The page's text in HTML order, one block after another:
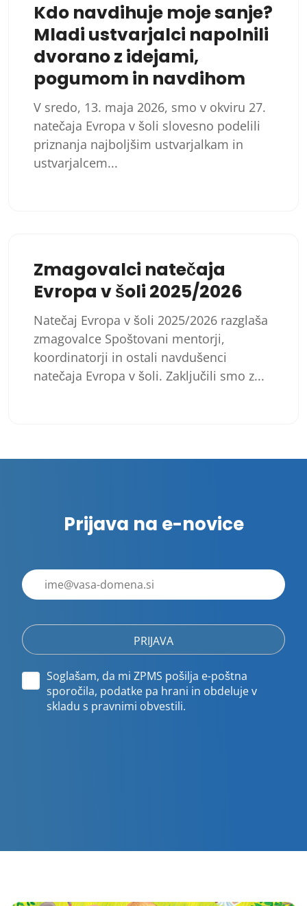
Kdo navdihuje moje sanje?
Mladi ustvarjalci napolnili
dvorano z idejami,
pogumom in navdihom
V sredo, 13. maja 2026, smo v okviru 27.
natečaja Evropa v šoli slovesno podelili
priznanja najboljšim ustvarjalkam in
ustvarjalcem...
Zmagovalci natečaja
Evropa v šoli 2025/2026
Natečaj Evropa v šoli 2025/2026 razglaša
zmagovalce Spoštovani mentorji,
koordinatorji in ostali navdušenci
natečaja Evropa v šoli. Zaključili smo z...
Prijava na e-novice
E-
poštni
Soglašam, da mi ZPMS pošilja e-poštna
sporočila, podatke pa hrani in obdeluje v
skladu s pravnimi obvestili.